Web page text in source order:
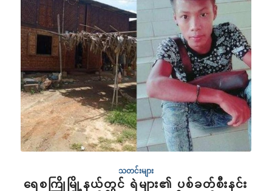
သတင်းများ
ရေစကြိုမြို့နယ်တွင် ရဲများ၏ ပစ်ခတ်စီးနင်း